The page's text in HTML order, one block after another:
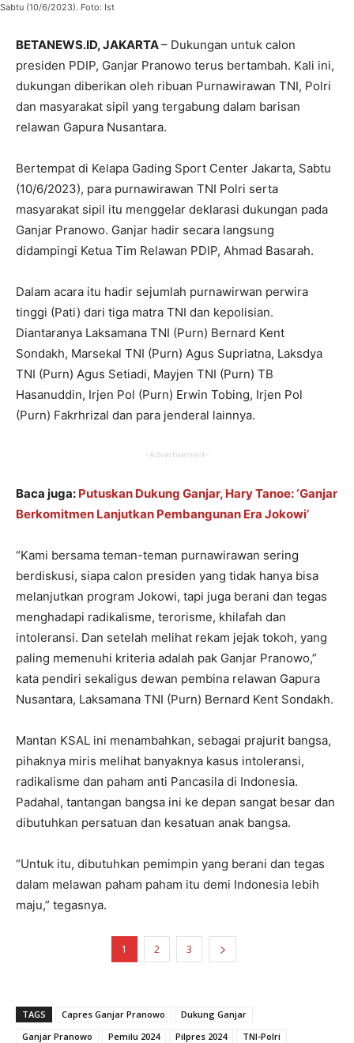
Sabtu (10/6/2023). Foto: Ist
BETANEWS.ID, JAKARTA– Dukungan untuk calon
presiden PDIP, Ganjar Pranowo terus bertambah. Kali ini,
dukungan diberikan oleh ribuan Purnawirawan TNI, Polri
dan masyarakat sipil yang tergabung dalam barisan
relawan Gapura Nusantara.
Bertempat di Kelapa Gading Sport Center Jakarta, Sabtu
(10/6/2023), para purnawirawan TNI Polri serta
masyarakat sipil itu menggelar deklarasi dukungan pada
Ganjar Pranowo. Ganjar hadir secara langsung
didampingi Ketua Tim Relawan PDIP, Ahmad Basarah.
Dalam acara itu hadir sejumlah purnawirwan perwira
tinggi (Pati) dari tiga matra TNI dan kepolisian.
Diantaranya Laksamana TNI (Purn) Bernard Kent
Sondakh, Marsekal TNI (Purn) Agus Supriatna, Laksdya
TNI (Purn) Agus Setiadi, Mayjen TNI (Purn) TB
Hasanuddin, Irjen Pol (Purn) Erwin Tobing, Irjen Pol
(Purn) Fakrhrizal dan para jenderal lainnya.
-Advertisement-
Baca juga: Putuskan Dukung Ganjar, Hary Tanoe: ‘Ganjar
Berkomitmen Lanjutkan Pembangunan Era Jokowi’
“Kami bersama teman-teman purnawirawan sering
berdiskusi, siapa calon presiden yang tidak hanya bisa
melanjutkan program Jokowi, tapi juga berani dan tegas
menghadapi radikalisme, terorisme, khilafah dan
intoleransi. Dan setelah melihat rekam jejak tokoh, yang
paling memenuhi kriteria adalah pak Ganjar Pranowo,”
kata pendiri sekaligus dewan pembina relawan Gapura
Nusantara, Laksamana TNI (Purn) Bernard Kent Sondakh.
Mantan KSAL ini menambahkan, sebagai prajurit bangsa,
pihaknya miris melihat banyaknya kasus intoleransi,
radikalisme dan paham anti Pancasila di Indonesia.
Padahal, tantangan bangsa ini ke depan sangat besar dan
dibutuhkan persatuan dan kesatuan anak bangsa.
“Untuk itu, dibutuhkan pemimpin yang berani dan tegas
dalam melawan paham paham itu demi Indonesia lebih
maju,” tegasnya.
1 2 3
TAGS Capres Ganjar Pranowo
Dukung Ganjar
Ganjar Pranowo
Pemilu 2024 Pilpres 2024 TNI-Polri